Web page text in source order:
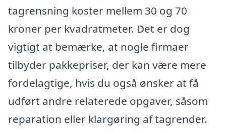
tagrensning koster mellem 30 og 70
kroner per kvadratmeter. Det er dog
vigtigt at bemærke, at nogle firmaer
tilbyder pakkepriser, der kan være mere
fordelagtige, hvis du også ønsker at få
udført andre relaterede opgaver, såsom
reparation eller klargøring af tagrender.